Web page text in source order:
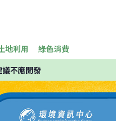
地利用 綠色消費
不應開發